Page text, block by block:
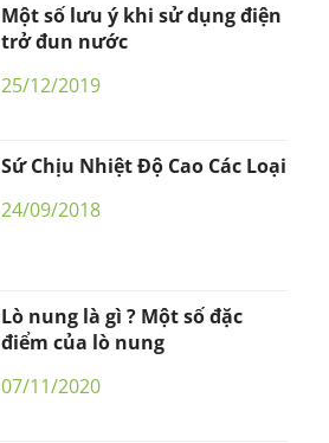
Một số lưu ý khi sử dụng điện
trở đun nước
25/12/2019
Sứ Chịu Nhiệt Độ Cao Các Loại
24/09/2018
Lò nung là gì ? Một số đặc
điểm của lò nung
07/11/2020